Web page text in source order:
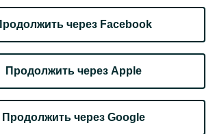
через Facebook
Продолжить через Apple
Продолжить через Google